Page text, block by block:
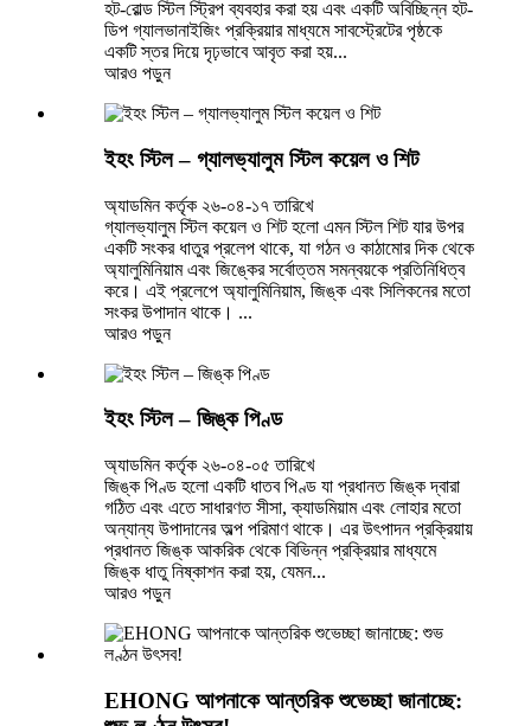
হট-রোল্ড স্টিল স্ট্রিপ ব্যবহার করা হয় এবং একটি অবিচ্ছিন্ন হট-
ডিপ গ্যালভানাইজিং প্রক্রিয়ার মাধ্যমে সাবস্ট্রেটের পৃষ্ঠকে
একটি স্তর দিয়ে দৃঢ়ভাবে আবৃত করা হয়...
আরও পড়ুন
ইহং স্টিল – গ্যালভ্যালুম স্টিল কয়েল ও শিট
অ্যাডমিন কর্তৃক ২৬-০৪-১৭ তারিখে
গ্যালভ্যালুম স্টিল কয়েল ও শিট হলো এমন স্টিল শিট যার উপর
একটি সংকর ধাতুর প্রলেপ থাকে, যা গঠন ও কাঠামোর দিক থেকে
অ্যালুমিনিয়াম এবং জিঙ্কের সর্বোত্তম সমন্বয়কে প্রতিনিধিত্ব
করে। এই প্রলেপে অ্যালুমিনিয়াম, জিঙ্ক এবং সিলিকনের মতো
সংকর উপাদান থাকে। ...
আরও পড়ুন
ইহং স্টিল – জিঙ্ক পিণ্ড
অ্যাডমিন কর্তৃক ২৬-০৪-০৫ তারিখে
জিঙ্ক পিণ্ড হলো একটি ধাতব পিণ্ড যা প্রধানত জিঙ্ক দ্বারা
গঠিত এবং এতে সাধারণত সীসা, ক্যাডমিয়াম এবং লোহার মতো
অন্যান্য উপাদানের অল্প পরিমাণ থাকে। এর উৎপাদন প্রক্রিয়ায়
প্রধানত জিঙ্ক আকরিক থেকে বিভিন্ন প্রক্রিয়ার মাধ্যমে
জিঙ্ক ধাতু নিষ্কাশন করা হয়, যেমন...
আরও পড়ুন
EHONG আপনাকে আন্তরিক শুভেচ্ছা জানাচ্ছে: